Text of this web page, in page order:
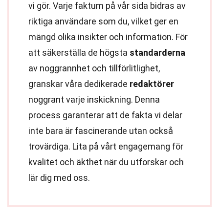
vi gör. Varje faktum på vår sida bidras av
riktiga användare som du, vilket ger en
mängd olika insikter och information. För
att säkerställa de högsta standarderna
av noggrannhet och tillförlitlighet,
granskar våra dedikerade redaktörer
noggrant varje inskickning. Denna
process garanterar att de fakta vi delar
inte bara är fascinerande utan också
trovärdiga. Lita på vårt engagemang för
kvalitet och äkthet när du utforskar och
lär dig med oss.